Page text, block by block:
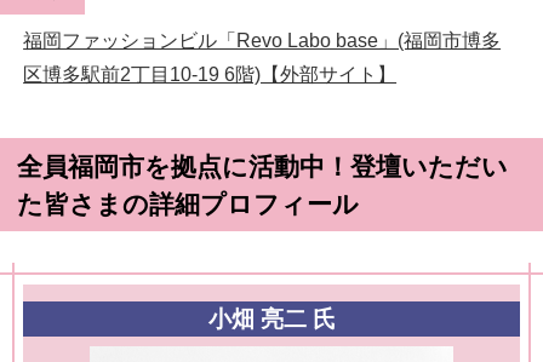
福岡ファッションビル「Revo Labo base」(福岡市博多
区博多駅前2丁目10-19 6階)【外部サイト】
全員福岡市を拠点に活動中！登壇いただい
た皆さまの詳細プロフィール
小畑 亮二 氏